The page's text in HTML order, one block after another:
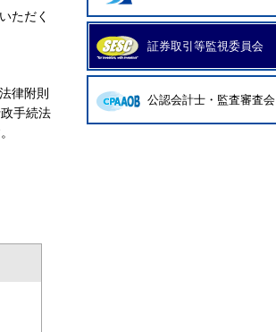
ただく
律附則
手続法
証券取引等監視委員会
公認会計士・監査審査会